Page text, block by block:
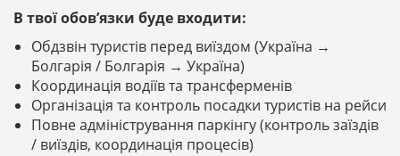
В твої обов’язки буде входити:
Обдзвін туристів перед виїздом (Україна →
Болгарія / Болгарія → Україна)
Координація водіїв та трансферменів
Організація та контроль посадки туристів на рейси
Повне адміністрування паркінгу (контроль заїздів
/ виїздів, координація процесів)